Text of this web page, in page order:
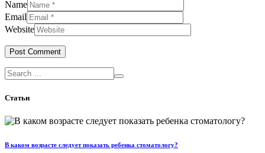
Name
Email
Website
Статьи
В каком возрасте следует показать ребенка стоматологу?